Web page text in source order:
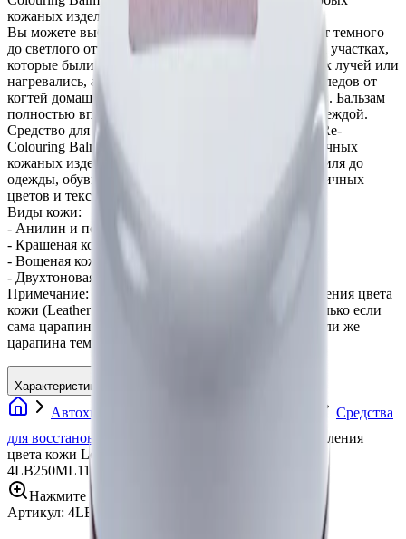
кожаных изделий.
Вы можете выбрать бальзам 21 различного цвета от темного
до светлого оттенка. Средство отлично работает на участках,
которые были подвержены воздействию солнечных лучей или
нагревались, а также подходит для закрашивания следов от
когтей домашних животных и выцветших участков. Бальзам
полностью впитывается в кожу и не вытирается одеждой.
Средство для восстановления цвета кожи (Leather Re-
Colouring Balm) может быть использовано на различных
кожаных изделиях: от мебели и интерьера автомобиля до
одежды, обуви и сумок. Оно работает на коже различных
цветов и текстуры.
Виды кожи:
- Анилин и полуанилин
- Крашеная кожа
- Вощеная кожа и пулап
- Двухтоновая кожа в стиле «антик»
Примечание: для царапин средство для восстановления цвета
кожи (Leather Re-Colouring Balm) будет работать только если
сама царапина светлее, чем верхний слой кожи. Если же
царапина темнее, то нужно использовать набор д
Характеристики
Автохимия
Средства
для восстановления кожи
Бальзам для восстановления
цвета кожи LeTech Leather Re-Colouring Balm Lilac
4LB250ML11 250 мл
Нажмите для увеличения
Артикул: 4LB250ML11